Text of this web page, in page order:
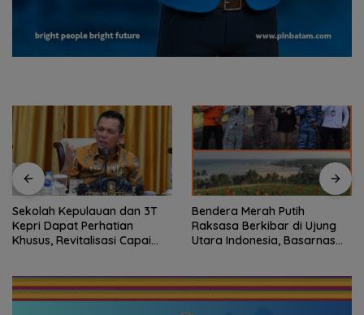
Sekolah Kepulauan dan 3T
Kepri Dapat Perhatian
Khusus, Revitalisasi Capai
Bendera Merah Putih
Raksasa Berkibar di Ujung
Utara Indonesia, Basarnas
Perbatasan